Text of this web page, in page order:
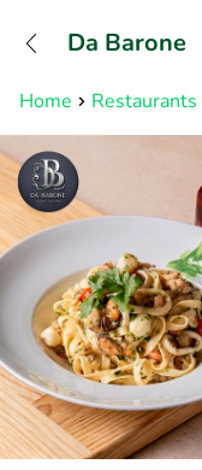
Home Restaurants
Da Barone